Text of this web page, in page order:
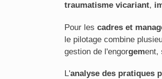
traumatisme vicariant,
Pour les cadres et
le pilotage combine
gestion de l'engorgement,
L'analyse des pratiques